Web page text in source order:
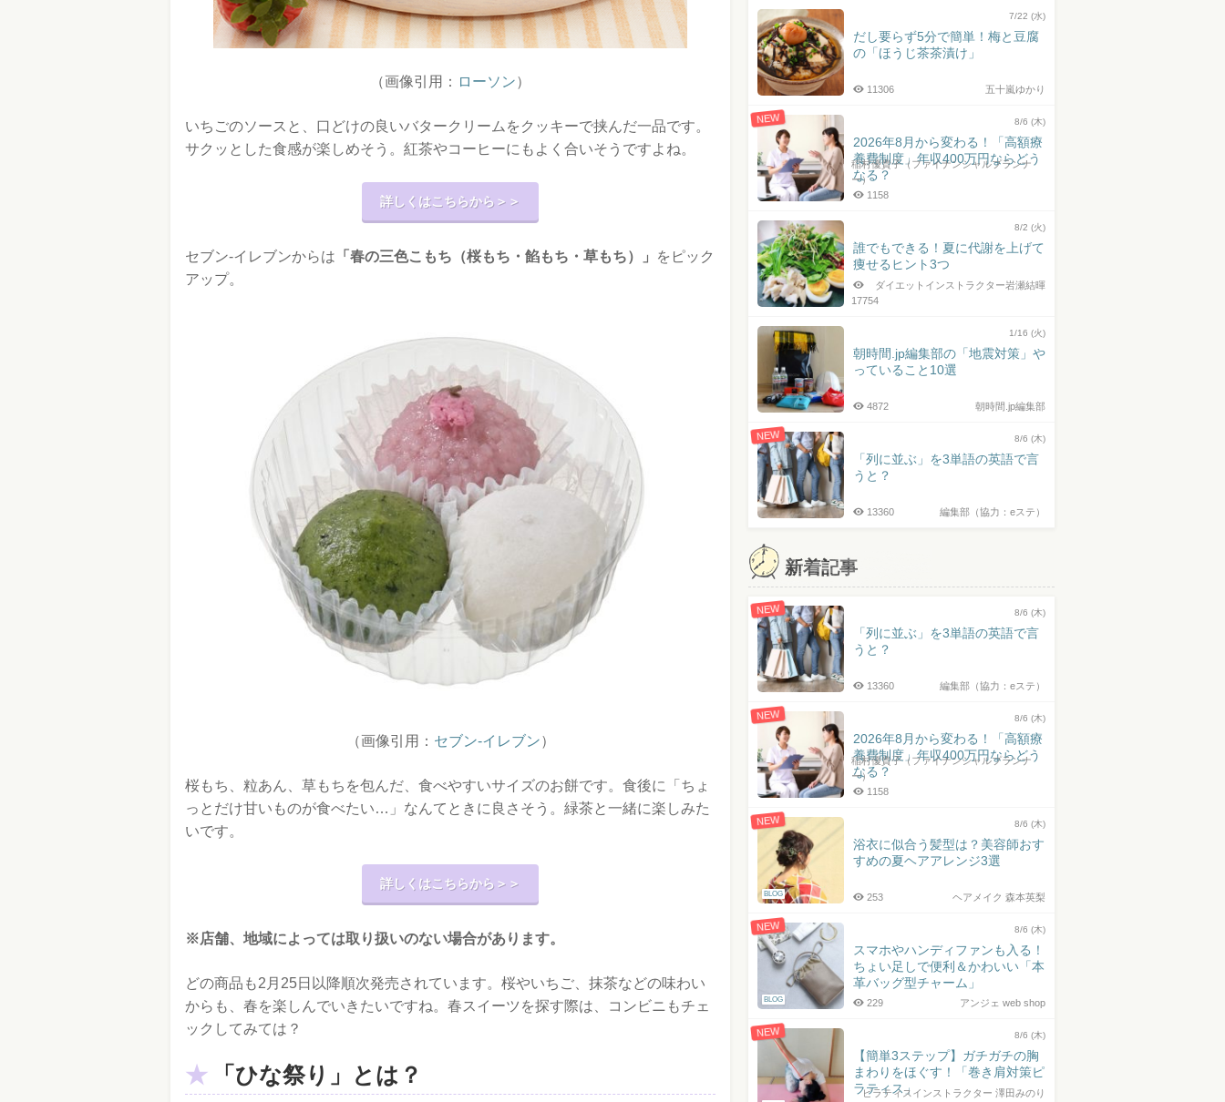
（画像引用： ローソン）
いちごのソースと、口どけの良いバタークリームをクッキーで挟んだ一品です。
サクッとした食感が楽しめそう。紅茶やコーヒーにもよく合いそうですよね。
詳しくはこちらから＞＞
セブン-イレブンからは 「春の三色こもち（桜もち・餡もち・草もち）」
をピック
アップ。
（画像引用： セブン-イレブン）
桜もち、粒あん、草もちを包んだ、食べやすいサイズのお餅です。食後に「ちょ
っとだけ甘いものが食べたい…」なんてときに良さそう。緑茶と一緒に楽しみた
いです。
詳しくはこちらから＞＞
※店舗、地域によっては取り扱いのない場合があります。
どの商品も2月25日以降順次発売されています。桜やいちご、抹茶などの味わい
からも、春を楽しんでいきたいですね。春スイーツを探す際は、コンビニもチェ
ックしてみては？
「ひな祭り」とは？
7/22 (水)
だし要らず5分で簡単！梅と豆腐
の「ほうじ茶茶漬け」
五十嵐ゆかり
11306
NEW 8/6 (木)
2026年8月から変わる！「高額療
養費制度」年収400万円ならどう
なる？
稲村優貴子（ファイナンシャルプランナ
ー）
1158
8/2 (火)
誰でもできる！夏に代謝を上げて
痩せるヒント3つ
ダイエットインストラクター岩瀬結暉
17754
1/16 (火)
朝時間.jp編集部の「地震対策」や
っていること10選
朝時間.jp編集部
4872
NEW 8/6 (木)
「列に並ぶ」を3単語の英語で言
うと？
編集部（協力：eステ）
13360
新着記事
NEW 8/6 (木)
「列に並ぶ」を3単語の英語で言
うと？
編集部（協力：eステ）
13360
NEW 8/6 (木)
2026年8月から変わる！「高額療
養費制度」年収400万円ならどう
なる？
稲村優貴子（ファイナンシャルプランナ
ー）
1158
NEW
BLOG
8/6 (木)
浴衣に似合う髪型は？美容師おす
すめの夏ヘアアレンジ3選
ヘアメイク 森本英梨
253
NEW
BLOG
8/6 (木)
スマホやハンディファンも入る！
ちょい足しで便利＆かわいい「本
革バッグ型チャーム」
アンジェ web shop
229
NEW 8/6 (木)
【簡単3ステップ】ガチガチの胸
まわりをほぐす！「巻き肩対策ピ
ラティス」
ピラティスインストラクター 澤田みのり